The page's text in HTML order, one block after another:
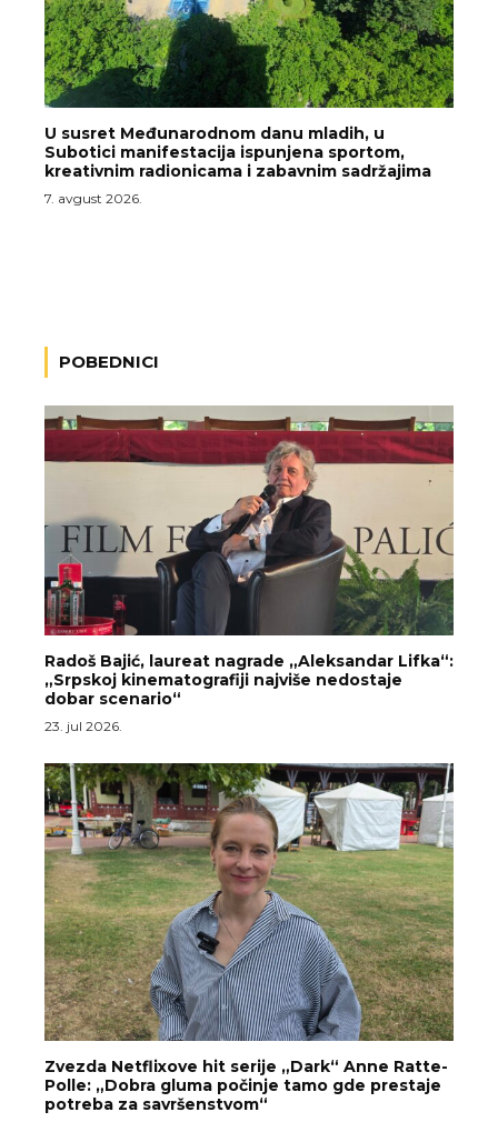
U susret Međunarodnom danu mladih, u
Subotici manifestacija ispunjena sportom,
kreativnim radionicama i zabavnim sadržajima
7. avgust 2026.
POBEDNICI
Radoš Bajić, laureat nagrade „Aleksandar Lifka“:
„Srpskoj kinematografiji najviše nedostaje
dobar scenario“
23. jul 2026.
Zvezda Netflixove hit serije „Dark“ Anne Ratte-
Polle: „Dobra gluma počinje tamo gde prestaje
potreba za savršenstvom“